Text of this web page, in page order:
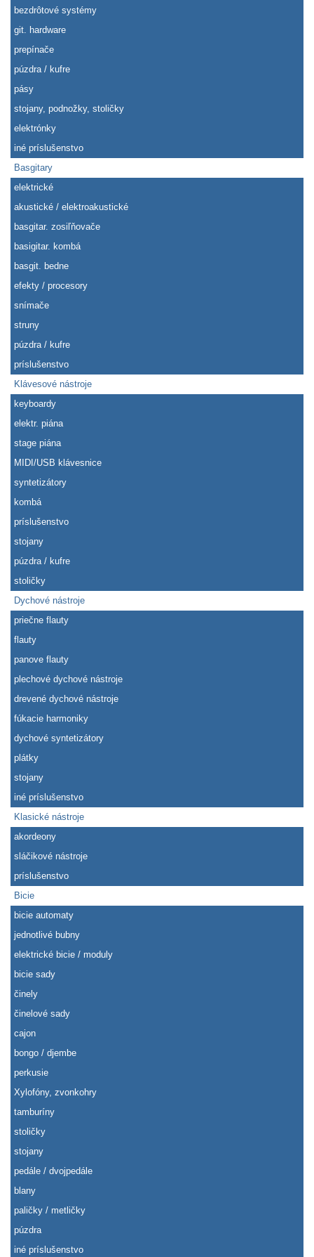
bezdrôtové systémy
git. hardware
prepínače
púzdra / kufre
pásy
stojany, podnožky, stoličky
elektrónky
iné príslušenstvo
Basgitary
elektrické
akustické / elektroakustické
basgitar. zosiľňovače
basigitar. kombá
basgit. bedne
efekty / procesory
snímače
struny
púzdra / kufre
príslušenstvo
Klávesové nástroje
keyboardy
elektr. piána
stage piána
MIDI/USB klávesnice
syntetizátory
kombá
príslušenstvo
stojany
púzdra / kufre
stoličky
Dychové nástroje
priečne flauty
flauty
panove flauty
plechové dychové nástroje
drevené dychové nástroje
fúkacie harmoniky
dychové syntetizátory
plátky
stojany
iné príslušenstvo
Klasické nástroje
akordeony
sláčikové nástroje
príslušenstvo
Bicie
bicie automaty
jednotlivé bubny
elektrické bicie / moduly
bicie sady
činely
činelové sady
cajon
bongo / djembe
perkusie
Xylofóny, zvonkohry
tamburíny
stoličky
stojany
pedále / dvojpedále
blany
paličky / metličky
púzdra
iné príslušenstvo